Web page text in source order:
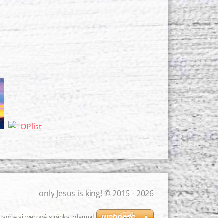
only Jesus is king! © 2015 - 2026